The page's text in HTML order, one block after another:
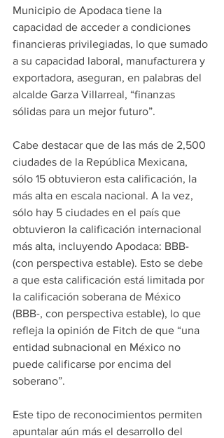
Municipio de Apodaca tiene la
capacidad de acceder a condiciones
financieras privilegiadas, lo que sumado
a su capacidad laboral, manufacturera y
exportadora, aseguran, en palabras del
alcalde Garza Villarreal, “finanzas
sólidas para un mejor futuro”.
Cabe destacar que de las más de 2,500
ciudades de la República Mexicana,
sólo 15 obtuvieron esta calificación, la
más alta en escala nacional. A la vez,
sólo hay 5 ciudades en el país que
obtuvieron la calificación internacional
más alta, incluyendo Apodaca: BBB-
(con perspectiva estable). Esto se debe
a que esta calificación está limitada por
la calificación soberana de México
(BBB-, con perspectiva estable), lo que
refleja la opinión de Fitch de que “una
entidad subnacional en México no
puede calificarse por encima del
soberano”.
Este tipo de reconocimientos permiten
apuntalar aún más el desarrollo del